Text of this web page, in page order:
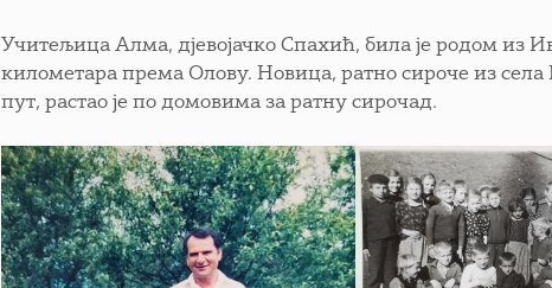
Учитељица Алма, дјевојачко Спахић, била је родом из
километара према Олову. Новица, ратно сироче из
пут, растао је по домовима за ратну сирочад.